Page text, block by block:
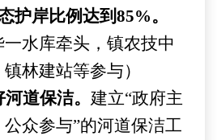
护岸比例达到 85%。
水库牵头， 镇农技中
镇林建站等参与）
河道保洁。 建立“政府主
公众参与”的河道保洁工